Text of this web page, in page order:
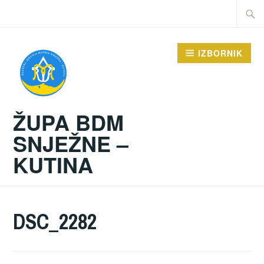
Traži:
ŽUPA BDM
SNJEŽNE –
KUTINA
IZBORNIK
DSC_2282